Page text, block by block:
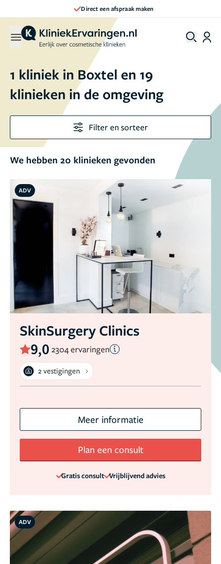
Direct een afspraak maken
1 kliniek in Boxtel en 19
klinieken in de omgeving
Filter en sorteer
We hebben 20 klinieken gevonden
ADV
SkinSurgery Clinics
9,0 2304 ervaringen
2 vestigingen
Meer informatie
Plan een consult
Gratis consult Vrijblijvend advies
ADV